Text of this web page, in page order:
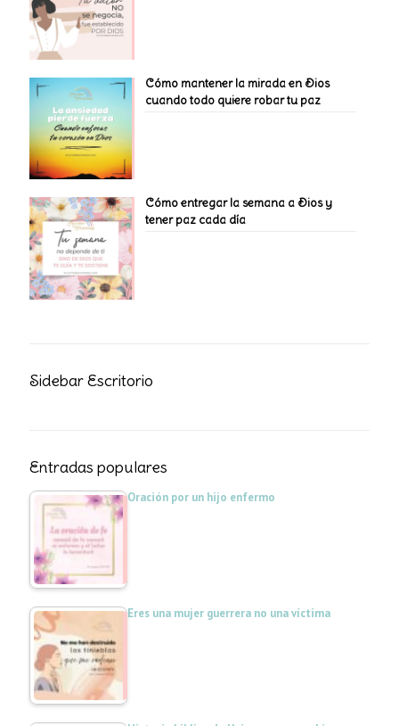
Cómo mantener la mirada en Dios
cuando todo quiere robar tu paz
Cómo entregar la semana a Dios y
tener paz cada día
Sidebar Escritorio
Entradas populares
Oración por un hijo enfermo
Eres una mujer guerrera no una víctima